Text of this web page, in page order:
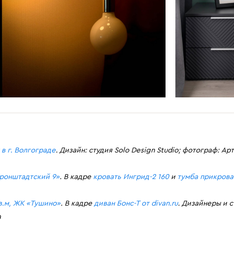
г. Волгограде. Дизайн: студия Solo Design Studio; фотограф:
9». В кадре кровать Ингрид-2 160и тумба
ЖК «Тушино». В кадре диван Бонс-Т от divan.ru. Дизайнеры и